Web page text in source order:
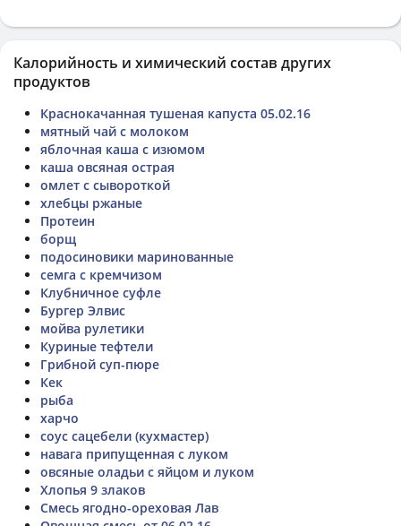
Калорийность и химический состав других
продуктов
Краснокачанная тушеная капуста 05.02.16
мятный чай с молоком
яблочная каша с изюмом
каша овсяная острая
омлет с сывороткой
хлебцы ржаные
Протеин
борщ
подосиновики маринованные
семга с кремчизом
Клубничное суфле
Бургер Элвис
мойва рулетики
Куриные тефтели
Грибной суп-пюре
Кек
рыба
харчо
соус сацебели (кухмастер)
навага припущенная с луком
овсяные оладьи с яйцом и луком
Хлопья 9 злаков
Смесь ягодно-ореховая Лав